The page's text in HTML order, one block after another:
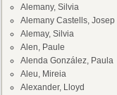
Alemany, Silvia
Alemany Castells, Josep
Alemay, Silvia
Alen, Paule
Alenda González, Paula
Aleu, Mireia
Alexander, Lloyd